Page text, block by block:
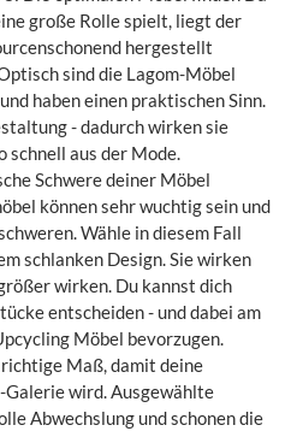
große Rolle spielt, liegt der
hergestellt
sind die Lagom-Möbel
haben einen praktischen Sinn.
- dadurch wirken sie
schnell aus der Mode.
Schwere deiner Möbel
können sehr wuchtig sein und
Wähle in diesem Fall
schlanken Design. Sie wirken
wirken. Du kannst dich
entscheiden - und dabei am
Möbel bevorzugen.
Maß, damit deine
wird. Ausgewählte
Abwechslung und schonen die